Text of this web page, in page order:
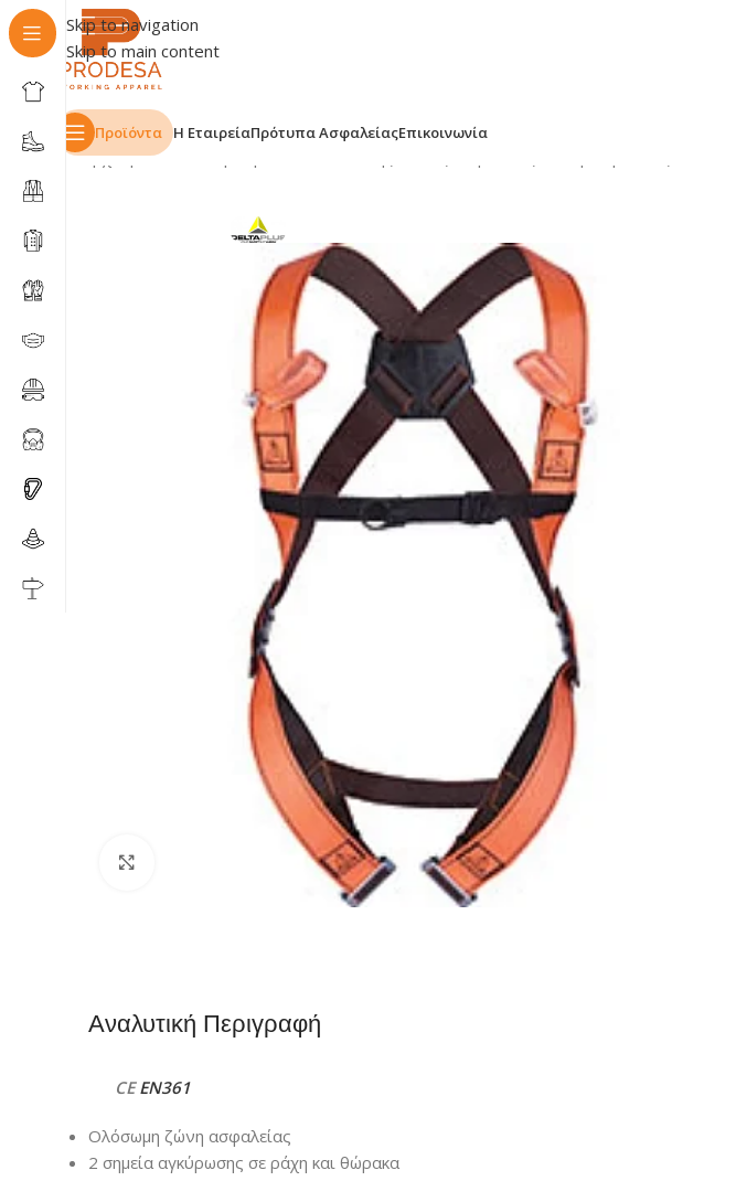
Skip to navigation
Skip to main content
Προϊόντα Η ΕταιρείαΠρότυπα ΑσφαλείαςΕπικοινωνία
Αρχική σελίδα Ζώνη ασφαλείας DELTA
Αναλυτική Περιγραφή
CEEN361
Ολόσωμη ζώνη ασφαλείας
2 σημεία αγκύρωσης σε ράχη και θώρακα